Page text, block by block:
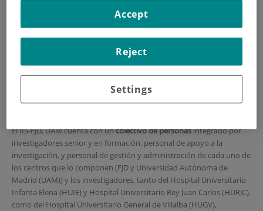
El Instituto de Investigación Sanitaria de la Fundación Jiménez Díaz
(IIS-FJD, UAM) es una entidad con una prolongada trayectoria de
compromiso con la investigación y la docencia, además de su
objetivoes impulsar, promover y fomentar la investigación de
excelencia, el conocimiento científico y tecnológico, la docencia y la
formación en el Hospital, y facilitar que los avances en la
investigación y la innovación se trasladen de la manera más eficiente
El IIS-FJD, UAM cuenta con uncolectivo de personasintegrado por
investigadores senior y en formación, personal de apoyo a la
investigación, y personal de gestión y administración de cada uno de
los centros que lo componen (FJD y Universidad Autónoma de
Madrid (UAM)) y los investigadores, tanto del Hospital Universitario
Infanta Elena (HUIE) y Hospital Universitario Rey Juan Carlos (HURJC),
como del Hospital Universitario General de Villalba (HUGV),
Settings
Reject
Accept